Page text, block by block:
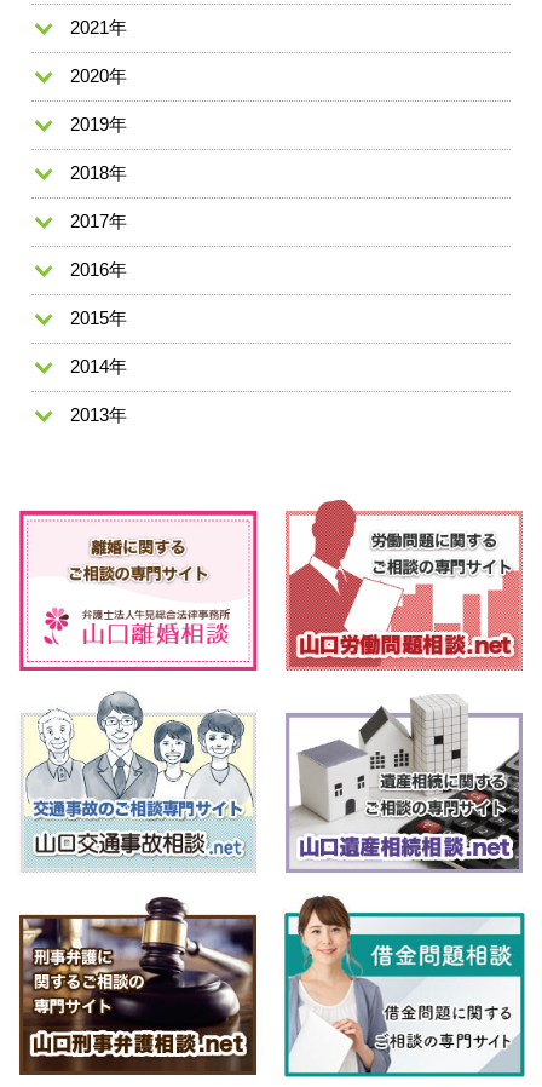
2021年
2020年
2019年
2018年
2017年
2016年
2015年
2014年
2013年